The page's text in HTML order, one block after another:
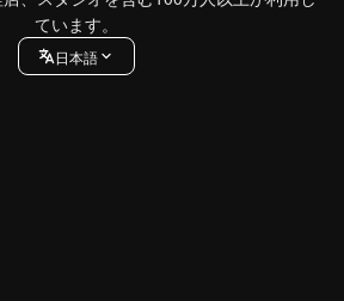
ています。
日本語